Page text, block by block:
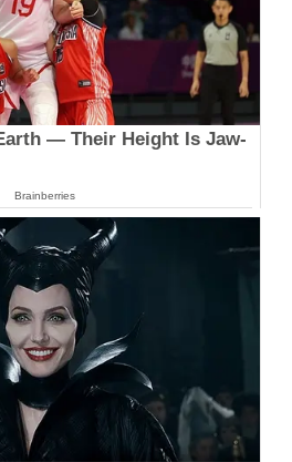
— Their Height Is Jaw-
Brainberries